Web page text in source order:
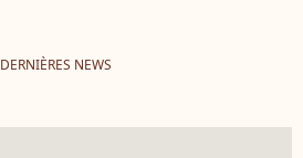
DERNIÈRES NEWS